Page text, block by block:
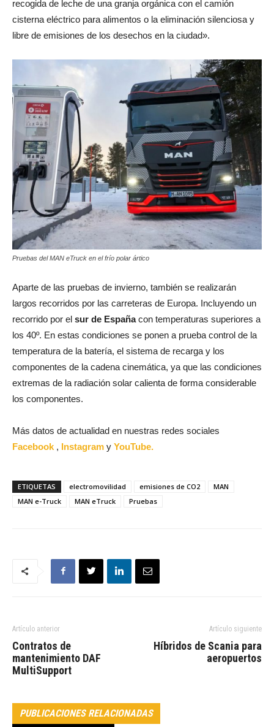
recogida de leche de una granja orgánica con el camión
cisterna eléctrico para alimentos o la eliminación silenciosa y
libre de emisiones de los desechos en la ciudad».
Pruebas del MAN eTruck en el frío polar ártico
Aparte de las pruebas de invierno, también se realizarán
largos recorridos por las carreteras de Europa. Incluyendo un
recorrido por el sur de Españacon temperaturas superiores a
los 40º. En estas condiciones se ponen a prueba control de la
temperatura de la batería, el sistema de recarga y los
componentes de la cadena cinemática, ya que las condiciones
extremas de la radiación solar calienta de forma considerable
los componentes.
Más datos de actualidad en nuestras redes sociales
Facebook , Instagram y YouTube.
ETIQUETAS electromovilidad emisiones de CO2
MAN
MAN e-Truck
MAN eTruck Pruebas
Artículo anterior
Contratos de
mantenimiento DAF
MultiSupport
Artículo siguiente
Híbridos de Scania para
aeropuertos
PUBLICACIONES RELACIONADAS